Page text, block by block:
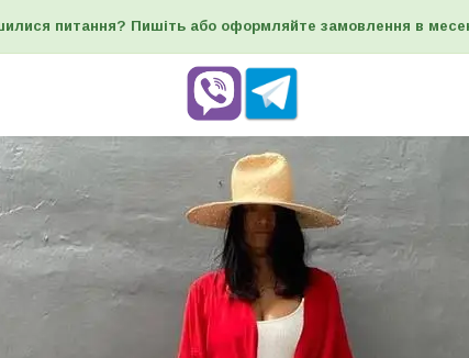
питання? Пишіть або оформляйте замовлення в